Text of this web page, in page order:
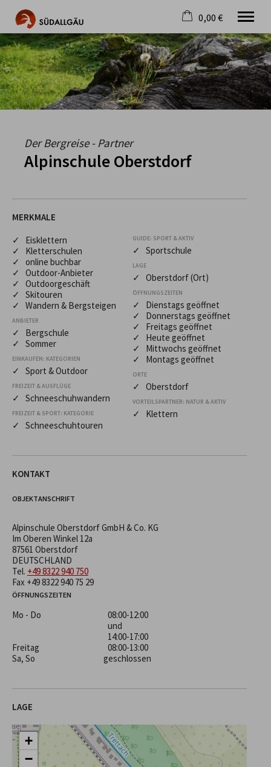
Die schönste Seite im Allgäu
Aktuell
Destination
Gastgeber
Wandern
Mountainbike
Tipps
0,00 €
×
Warenkorb ist leer
Der Bergreise - Partner
Alpinschule Oberstdorf
MERKMALE
✓ Eisklettern
✓ Kletterschulen
✓ online buchbar
✓ Outdoor-Anbieter
✓ Outdoorgeschäft
✓ Skitouren
✓ Wandern & Bergsteigen
ANBIETER
✓ Bergschule
✓ Sommer
EINKAUFEN: KATEGORIEN
✓ Sport & Outdoor
FREIZEIT & AUSFLÜGE
✓ Schneeschuhwandern
FREIZEIT & SPORT: KATEGORIE
✓ Schneeschuhtouren
GUIDE: SPORT & AKTIV
✓ Sportschule
LAGE
✓ Oberstdorf (Ort)
ÖFFNUNGSZEITEN
✓ Dienstags geöffnet
✓ Donnerstags geöffnet
✓ Freitags geöffnet
✓ Heute geöffnet
✓ Mittwochs geöffnet
✓ Montags geöffnet
ORTE
✓ Oberstdorf
VORTEILSPARTNER: NATUR & AKTIV
✓ Klettern
KONTAKT
OBJEKTANSCHRIFT
Alpinschule Oberstdorf GmbH & Co. KG
Im Oberen Winkel 12a
87561 Oberstdorf
DEUTSCHLAND
Tel. +49 8322 940 750
Fax +49 8322 940 75 29
ÖFFNUNGSZEITEN
Mo - Do
08:00-12:00
und
14:00-17:00
Freitag
08:00-13:00
Sa, So
geschlossen
LAGE
+
−